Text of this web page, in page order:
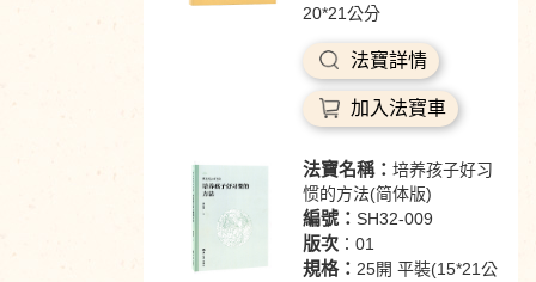
20*21公分
法寶詳情
加入法寶車
法寶名稱： 培养孩子好习
惯的方法(简体版)
編號： SH32-009
版次：01
規格： 25開 平裝(15*21公